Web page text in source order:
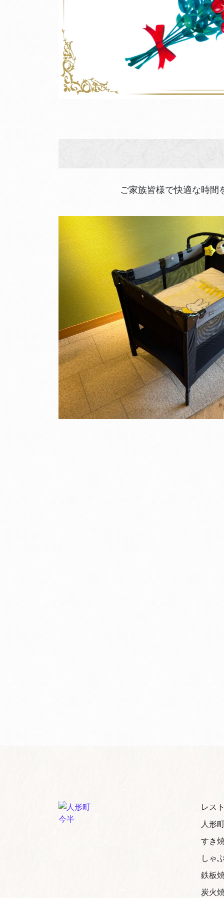
ご家族皆様で快適な時
レス
人形
すき
しゃ
鉄板
炭火